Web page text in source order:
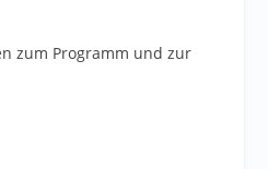
zum Programm und zur